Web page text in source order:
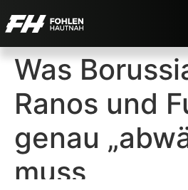
Was
Ranos und
genau
muss